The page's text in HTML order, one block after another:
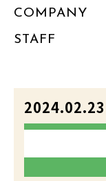
COMPANY
STAFF
2024.02.23